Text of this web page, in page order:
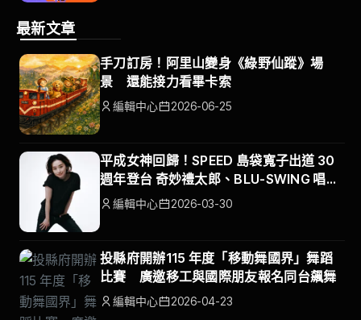
最新文章
手刀訂房！阿里山變身《綠野仙蹤》場
景 還能接力看畢卡索
編輯中心 2026-06-25
平成女神回歸！SPEED 島袋寬子出道 30
週年登台 奇妙禮太郎、BLU-SWING 唱響
台北大人味之夜
編輯中心 2026-03-30
投縣府開辦115 年度「移動舞國界」舞蹈
比賽 廣邀移工與國際朋友報名同台飆舞
編輯中心 2026-04-23